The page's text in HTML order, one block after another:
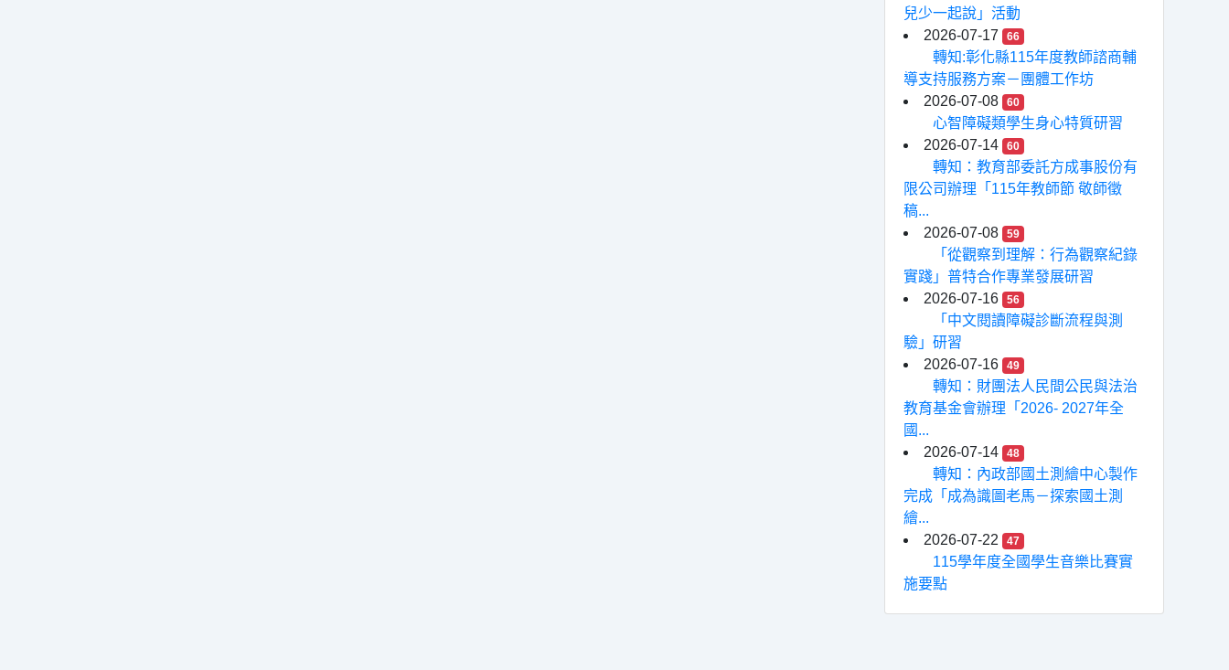
兒少一起說」活動
2026-07-17
66
轉知:彰化縣115年度教師諮商輔
導支持服務方案－團體工作坊
2026-07-08
60
心智障礙類學生身心特質研習
2026-07-14
60
轉知：教育部委託方成事股份有
限公司辦理「115年教師節 敬師徵
稿...
2026-07-08
59
「從觀察到理解：行為觀察紀錄
實踐」普特合作專業發展研習
2026-07-16
56
「中文閱讀障礙診斷流程與測
驗」研習
2026-07-16
49
轉知：財團法人民間公民與法治
教育基金會辦理「2026- 2027年全
國...
2026-07-14
48
轉知：內政部國土測繪中心製作
完成「成為識圖老馬－探索國土測
繪...
2026-07-22
47
115學年度全國學生音樂比賽實
施要點